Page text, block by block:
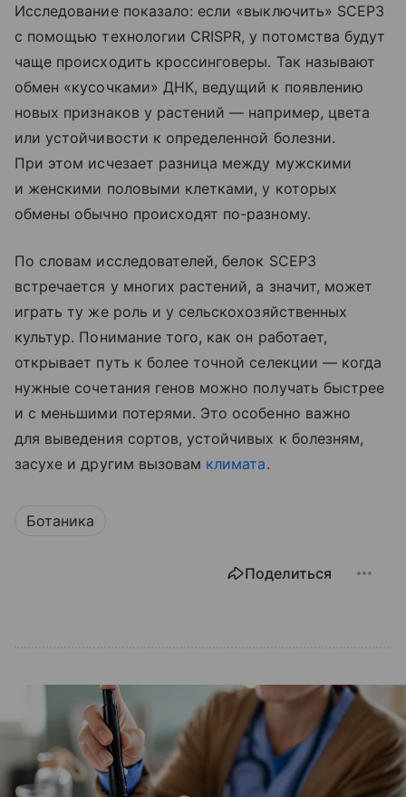
Исследование показало: если «выключить» SCEP3
с помощью технологии CRISPR, у потомства будут
чаще происходить кроссинговеры. Так называют
обмен «кусочками» ДНК, ведущий к появлению
новых признаков у растений — например, цвета
или устойчивости к определенной болезни.
При этом исчезает разница между мужскими
и женскими половыми клетками, у которых
обмены обычно происходят по-разному.
По словам исследователей, белок SCEP3
встречается у многих растений, а значит, может
играть ту же роль и у сельскохозяйственных
культур. Понимание того, как он работает,
открывает путь к более точной селекции — когда
нужные сочетания генов можно получать быстрее
и с меньшими потерями. Это особенно важно
для выведения сортов, устойчивых к болезням,
засухе и другим вызовам климата.
Ботаника
Поделиться